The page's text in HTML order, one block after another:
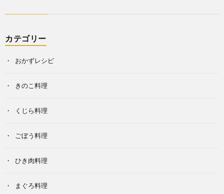
カテゴリー
おかずレシピ
きのこ料理
くじら料理
ごぼう料理
ひき肉料理
まぐろ料理